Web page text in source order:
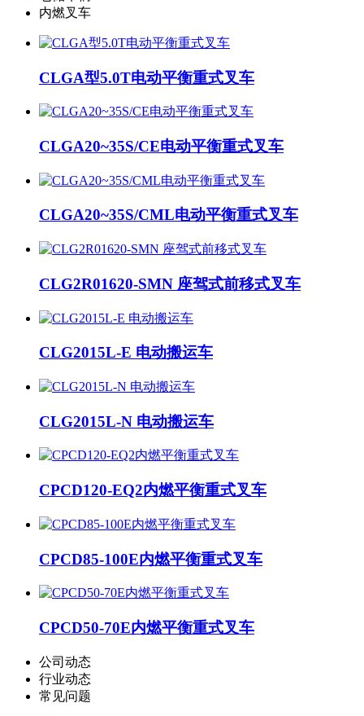
内燃叉车
CLGA型5.0T电动平衡重式叉车
CLGA20~35S/CE电动平衡重式叉车
CLGA20~35S/CML电动平衡重式叉车
CLG2R01620-SMN 座驾式前移式叉车
CLG2015L-E 电动搬运车
CLG2015L-N 电动搬运车
CPCD120-EQ2内燃平衡重式叉车
CPCD85-100E内燃平衡重式叉车
CPCD50-70E内燃平衡重式叉车
公司动态
行业动态
常见问题